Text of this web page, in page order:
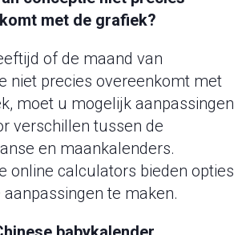
met de grafiek?
of de maand van
niet precies overeenkomt met
moet u mogelijk aanpassingen
verschillen tussen de
en maankalenders.
online calculators bieden opties
te maken.